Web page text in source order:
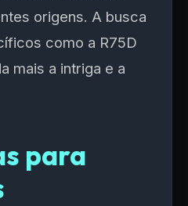
origens. A busca
como a R75D
mais a intriga e a
para